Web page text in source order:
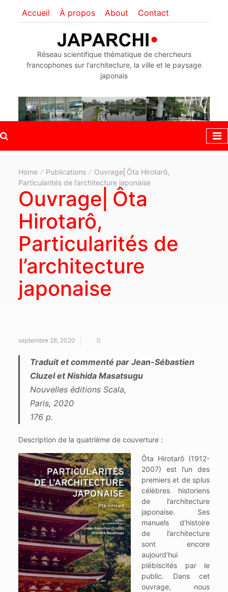
Accueil À propos About Contact
Réseau scientifique thématique de chercheurs
francophones sur l'architecture, la ville et le paysage
japonais
Home Publications
Ouvrage⎜Ôta Hirotarô,
Particularités de l’architecture japonaise
Ouvrage⎜Ôta
Hirotarô,
Particularités de
l’architecture
japonaise
septembre 28, 2020 0
Traduit et commenté par Jean-Sébastien
Cluzel et Nishida Masatsugu
Nouvelles éditions Scala,
Paris, 2020
176 p.
Description de la quatrième de couverture :
Ôta Hirotarô (1912-
2007) est l’un des
premiers et de splus
célèbres historiens
de l’architecture
japonaise. Ses
manuels d’histoire
de l’architecture
sont encore
aujourd’hui
plébiscités par le
public. Dans cet
ouvrage, nous